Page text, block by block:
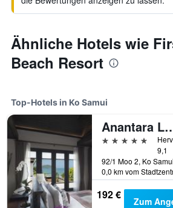
Ähnliche Hotels wie
Beach Resort
Top-Hotels in Ko Samui
Anantara
5 Sterne
9,1
0,0 km vom
192 € Zum